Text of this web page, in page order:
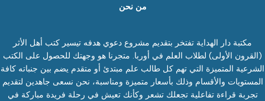
من نحن
مكتبة دار الهداية تفتخر بتقديم مشروع دعوي هدفه تيسير كتب أهل الأثر
(القرون الأولى) لطلاب العلم في أوربا. متجرنا هو وجهتك للحصول على الكتب
الشرعية المتميزة التي تهم كل طالب علم مبتدئ أو متقدم يضم بين جنباته كافة
المستويات والأقسام وذلك بأسعار متميزة ومناسبة، نحن نسعى جاهدين لتقديم
تجربة قراءة تفاعلية تجعلك تشعر وكأنك تعيش في رحلة فريدة مباركة في